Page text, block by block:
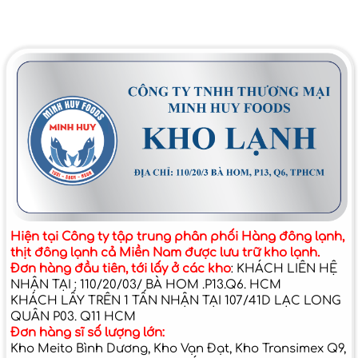
Hiện tại Công ty tập trung phân phối Hàng đông lạnh,
thịt đông lạnh cả Miền Nam được lưu trữ kho lạnh.
Đơn hàng đầu tiên, tới lấy ở các kho: KHÁCH LIÊN HỆ
NHẬN TẠI : 110/20/03/ BÀ HOM .P13.Q6. HCM
KHÁCH LẤY TRÊN 1 TẤN NHẬN TẠI 107/41D LẠC LONG
QUÂN P03. Q11 HCM
Đơn hàng sĩ số lượng lớn:
Kho Meito Bình Dương, Kho Vạn Đạt, Kho Transimex Q9,